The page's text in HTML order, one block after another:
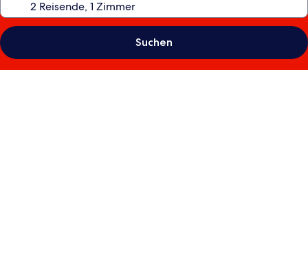
Suchen